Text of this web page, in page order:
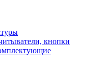
кнопки